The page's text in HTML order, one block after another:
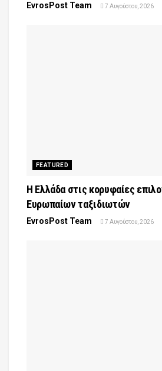
EvrosPost Team 7 Αυγούστου, 2026
FEATURED
Η Ελλάδα στις κορυφαίες
Ευρωπαίων ταξιδιωτών
EvrosPost Team 7 Αυγούστου, 2026